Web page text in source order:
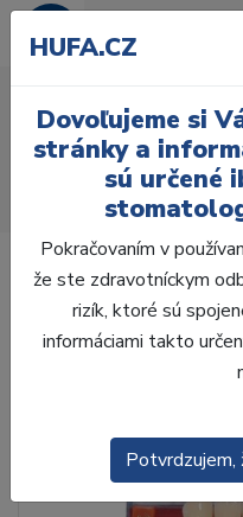
D45, A3,5
Zuby
AcryRock
AcryRock 1x28 S48-
HUFA.CZ
Dovoľujeme si
stránky a
sú určené
Pokračovaním v
že ste zdravotníckym
rizík, ktoré sú
informáciami takto
Potvrdzujem,